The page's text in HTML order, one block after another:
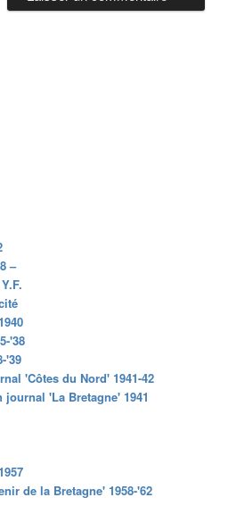
–
'38
'39
'Côtes du Nord' 1941-42
'La Bretagne' 1941
de la Bretagne' 1958-'62